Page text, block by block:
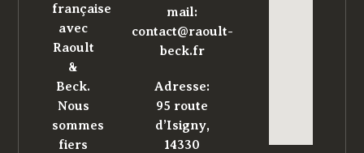
française
avec
Raoult
&
Beck.
Nous
sommes
fiers
mail:
contact@raoult-
beck.fr
Adresse:
95 route
d’Isigny,
14330